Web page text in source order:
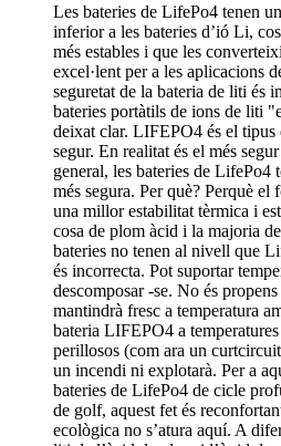
Les bateries de LifePo4 tenen
inferior a les bateries d’ió Li,
més estables i que les
excel·lent per a les aplicacions
seguretat de la bateria de liti és
bateries portàtils de ions de liti
deixat clar. LIFEPO4 és el tipus
segur. En realitat és el més
general, les bateries de LifePo4
més segura. Per què? Perquè
una millor estabilitat tèrmica i
cosa de plom àcid i la majoria
bateries no tenen al nivell que
és incorrecta. Pot suportar
descomposar -se. No és
mantindrà fresc a temperatura
bateria LIFEPO4 a
perillosos (com ara un
un incendi ni explotarà. Per a
bateries de LifePo4 de cicle
de golf, aquest fet és
ecològica no s’atura aquí. A